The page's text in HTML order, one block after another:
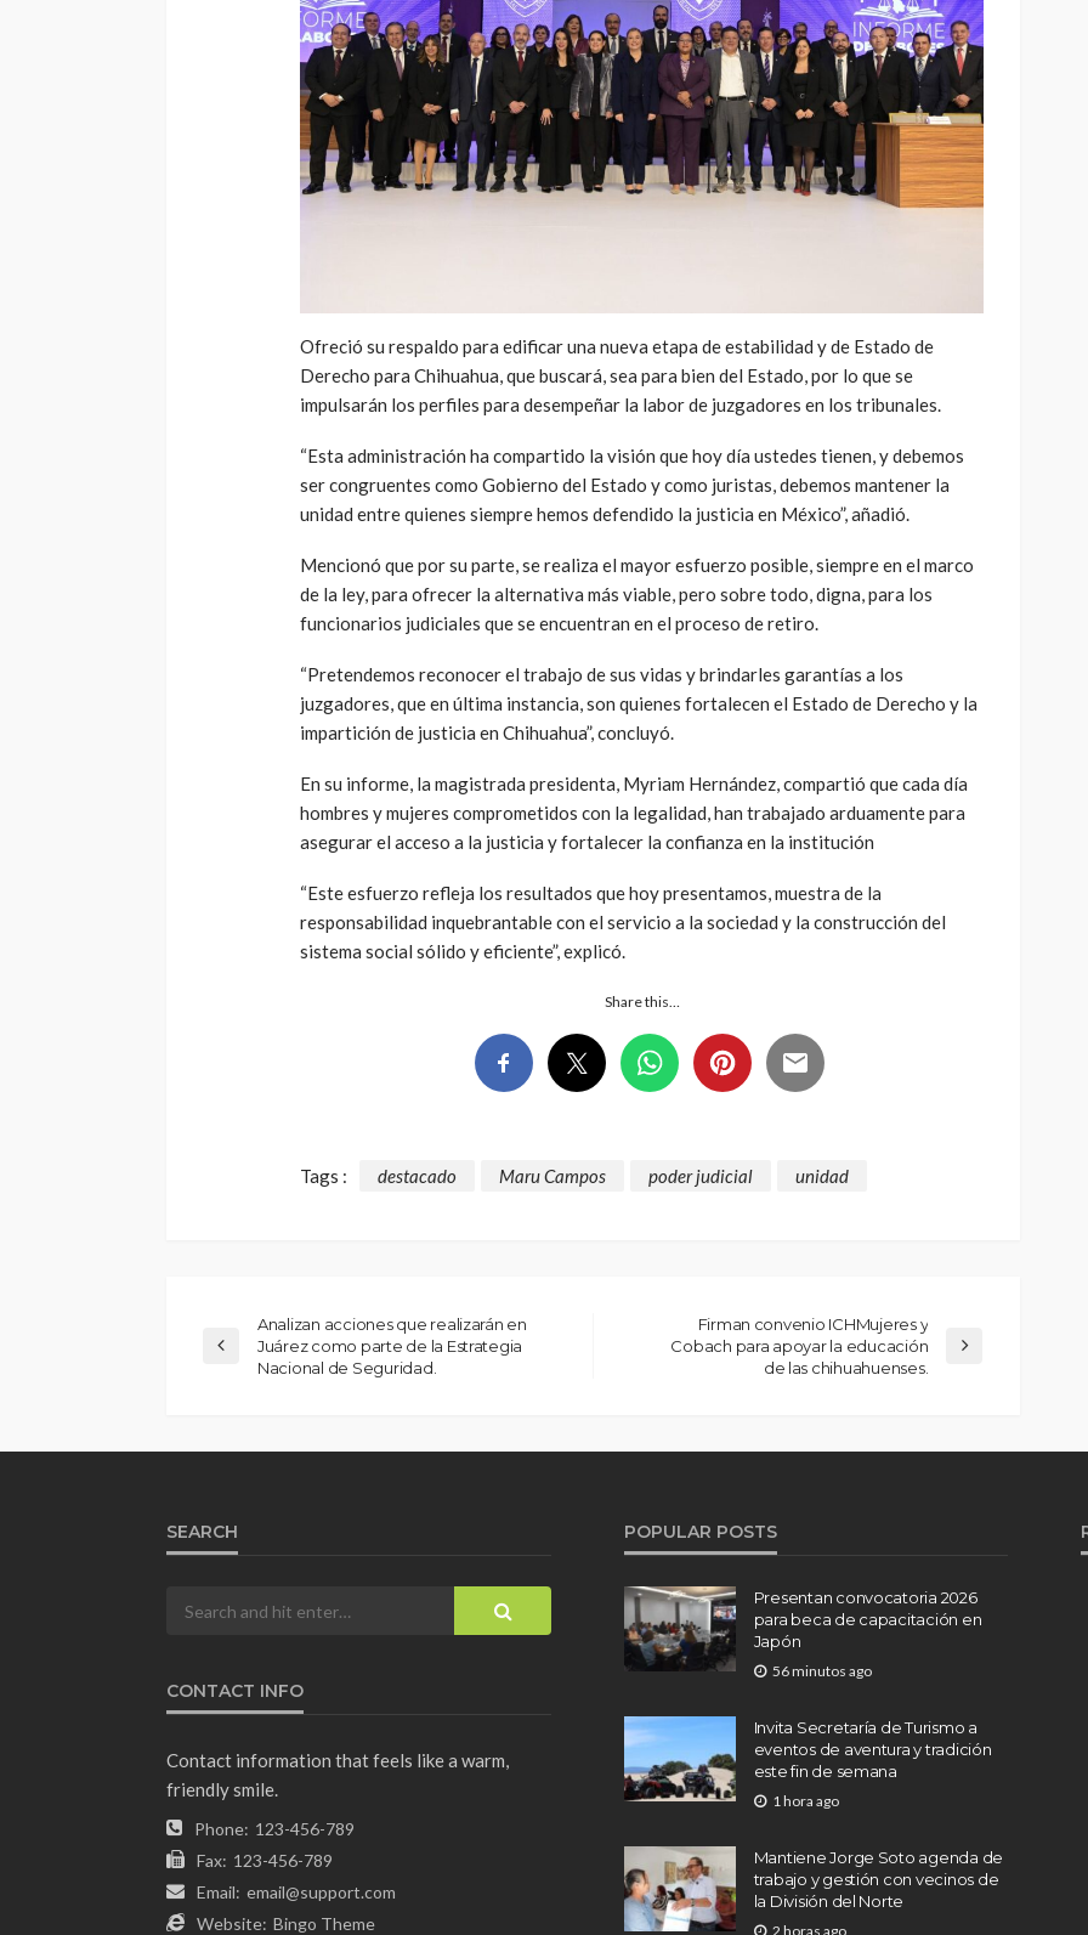
Ofreció su respaldo para edificar una nueva etapa de estabilidad y de Estado de
Derecho para Chihuahua, que buscará, sea para bien del Estado, por lo que se
impulsarán los perfiles para desempeñar la labor de juzgadores en los tribunales.
“Esta administración ha compartido la visión que hoy día ustedes tienen, y debemos
ser congruentes como Gobierno del Estado y como juristas, debemos mantener la
unidad entre quienes siempre hemos defendido la justicia en México”, añadió.
Mencionó que por su parte, se realiza el mayor esfuerzo posible, siempre en el marco
de la ley, para ofrecer la alternativa más viable, pero sobre todo, digna, para los
funcionarios judiciales que se encuentran en el proceso de retiro.
“Pretendemos reconocer el trabajo de sus vidas y brindarles garantías a los
juzgadores, que en última instancia, son quienes fortalecen el Estado de Derecho y la
impartición de justicia en Chihuahua”, concluyó.
En su informe, la magistrada presidenta, Myriam Hernández, compartió que cada día
hombres y mujeres comprometidos con la legalidad, han trabajado arduamente para
asegurar el acceso a la justicia y fortalecer la confianza en la institución
“Este esfuerzo refleja los resultados que hoy presentamos, muestra de la
responsabilidad inquebrantable con el servicio a la sociedad y la construcción del
sistema social sólido y eficiente”, explicó.
Share this…
Tags : destacado Maru Campos poder judicial unidad
Analizan acciones que realizarán en
Juárez como parte de la Estrategia
Nacional de Seguridad.
Firman convenio ICHMujeres y
Cobach para apoyar la educación
de las chihuahuenses.
SEARCH
CONTACT INFO
Contact information that feels like a warm,
friendly smile.
Phone: 123-456-789
Fax: 123-456-789
Email: email@support.com
Website: Bingo Theme
POPULAR POSTS
Presentan convocatoria 2026
para beca de capacitación en
Japón
56 minutos ago
Invita Secretaría de Turismo a
eventos de aventura y tradición
este fin de semana
1 hora ago
Mantiene Jorge Soto agenda de
trabajo y gestión con vecinos de
la División del Norte
2 horas ago